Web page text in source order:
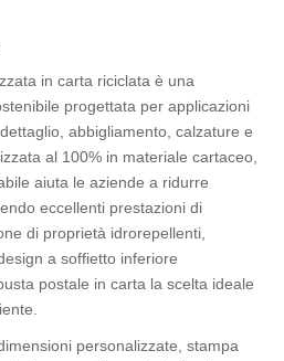
in carta riciclata è una
progettata per applicazioni
abbigliamento, calzature e
al 100% in materiale cartaceo,
aiuta le aziende a ridurre
eccellenti prestazioni di
di proprietà idrorepellenti,
a soffietto inferiore
postale in carta la scelta ideale
personalizzate, stampa